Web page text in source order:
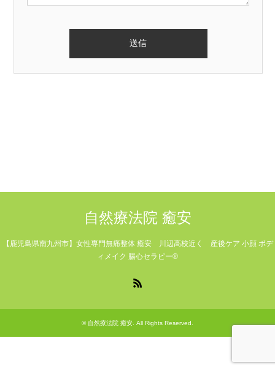
自然療法院 癒安
【鹿児島県南九州市】女性専門無痛整体 癒安 川辺高校近く 産後ケア 小顔 ボデ
ィメイク 腸心セラピー®
© 自然療法院 癒安 . All Rights Reserved.